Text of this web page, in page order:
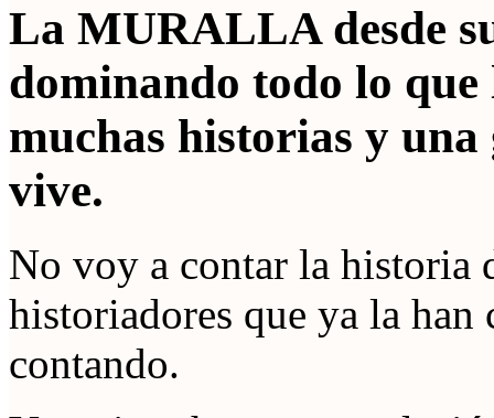
La MURALLA desde
dominando todo lo que
muchas historias y
vive.
No voy a contar la historia
historiadores que ya la
contando.